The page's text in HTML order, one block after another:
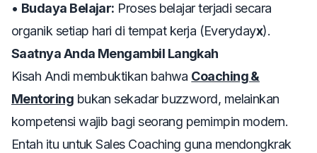
• Budaya Belajar: Proses belajar terjadi secara
organik setiap hari di tempat kerja (Everydayx).
Saatnya Anda Mengambil Langkah
Kisah Andi membuktikan bahwa Coaching &
Mentoring bukan sekadar buzzword, melainkan
kompetensi wajib bagi seorang pemimpin modern.
Entah itu untukSales Coaching guna mendongkrak